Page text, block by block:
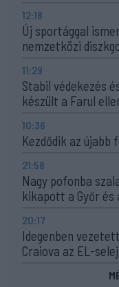
12:18
Új sportággal
nemzetközi
11:29
Stabil védekezés
készült a Farul
10:36
Kezdődik az
21:58
Nagy pofonba
kikapott a Győr és
20:17
Idegenben
Craiova az EL-